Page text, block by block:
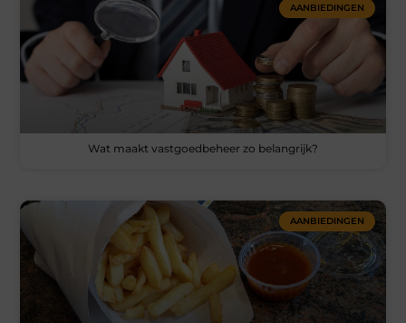
AANBIEDINGEN
Wat maakt vastgoedbeheer zo belangrijk?
AANBIEDINGEN